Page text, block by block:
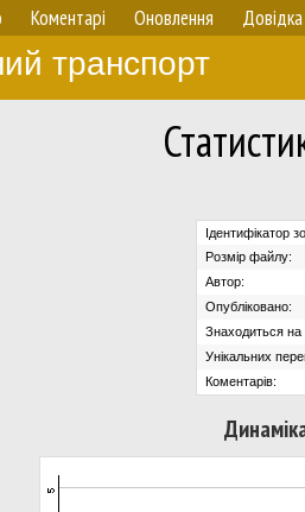
Коментарі Оновлення Довідка
транспорт
Ідентифікатор
Розмір файлу:
Автор:
Опубліковано:
Знаходиться на
Унікальних
Коментарів: